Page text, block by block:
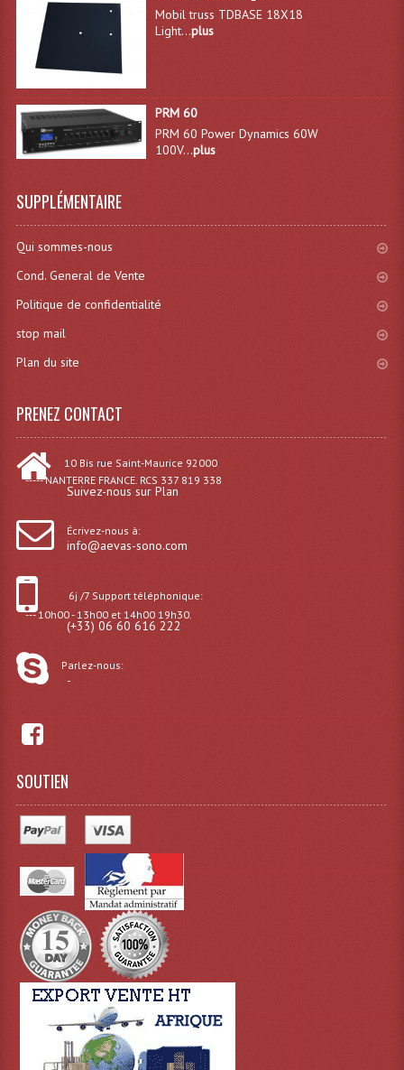
Mobil truss TDBASE 18X18
Light...plus
PRM 60
PRM 60 Power Dynamics 60W
100V...plus
SUPPLÉMENTAIRE
Qui sommes-nous
Cond. General de Vente
Politique de confidentialité
stop mail
Plan du site
PRENEZ CONTACT
10 Bis rue Saint-Maurice 92000
----- NANTERRE FRANCE. RCS 337 819 338
Suivez-nous sur Plan
Écrivez-nous à:
info@aevas-sono.com
6j /7 Support téléphonique:
--- 10h00 - 13h00 et 14h00 19h30.
(+33) 06 60 616 222
Parlez-nous:
-
SOUTIEN